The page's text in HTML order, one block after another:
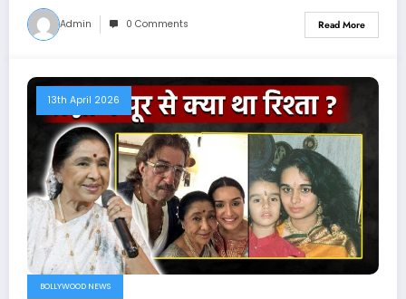
Admin 0 Comments Read More
13th April 2026
BOLLYWOOD NEWS